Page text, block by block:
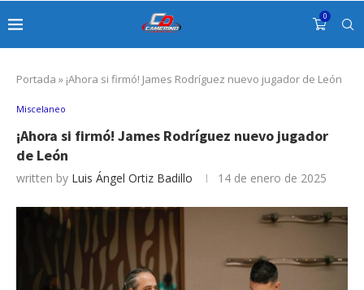
0
Portada » ¡Ahora si firmó! James Rodríguez nuevo jugador de León
Miscelaneo
¡Ahora si firmó! James Rodríguez nuevo jugador
de León
written by Luis Ángel Ortiz Badillo 14 de enero de 2025